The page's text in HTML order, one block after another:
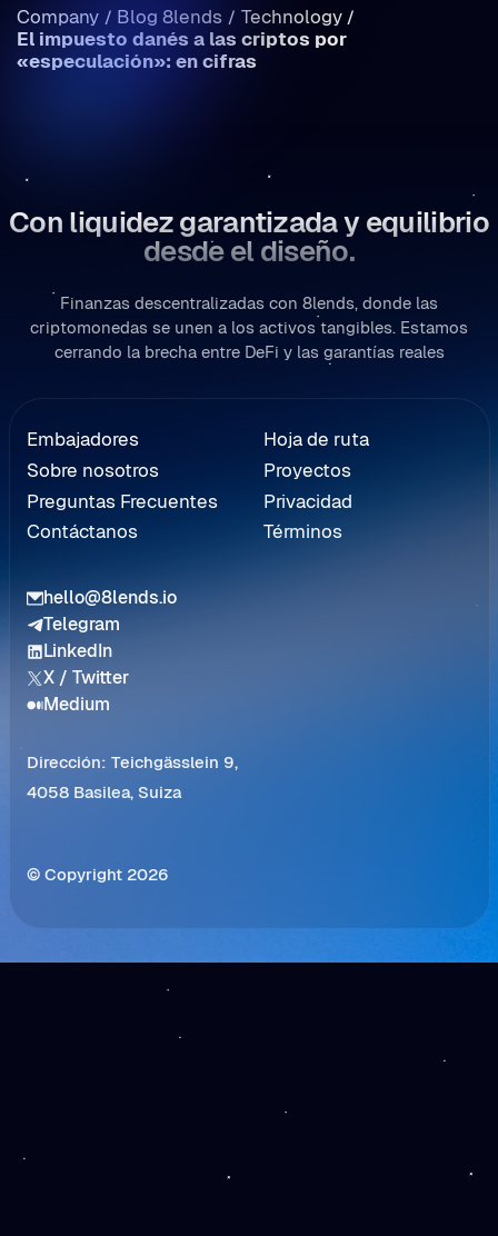
Company / Blog 8lends / Technology /
El impuesto danés a las criptos por
«especulación»: en cifras
Con liquidez garantizada y equilibrio
desde el diseño.
Finanzas descentralizadas con 8lends, donde las
criptomonedas se unen a los activos tangibles. Estamos
cerrando la brecha entre DeFi y las garantías reales
Embajadores
Sobre nosotros
Preguntas Frecuentes
Contáctanos
Hoja de ruta
Proyectos
Privacidad
Términos
hello@8lends.io
Telegram
LinkedIn
X / Twitter
Medium
Dirección: Teichgässlein 9,
4058 Basilea, Suiza
© Copyright 2026